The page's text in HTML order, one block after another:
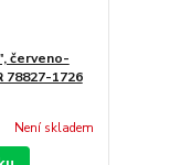
červeno-
78827-1726
Není skladem